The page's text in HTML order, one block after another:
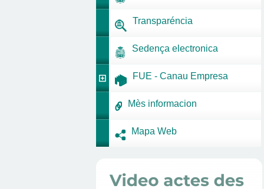
Transparéncia
Sedença electronica
FUE - Canau Empresa
Mès informacion
Mapa Web